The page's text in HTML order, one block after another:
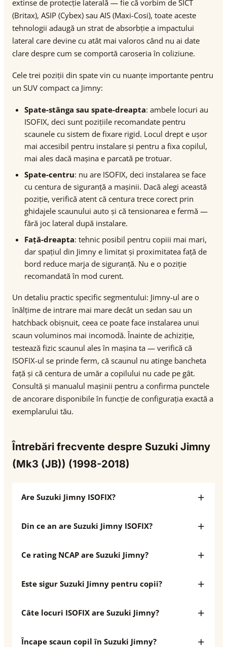
extinse de protecție laterală — fie că vorbim de SICT
(Britax), ASIP (Cybex) sau AIS (Maxi-Cosi), toate aceste
tehnologii adaugă un strat de absorbție a impactului
lateral care devine cu atât mai valoros când nu ai date
clare despre cum se comportă caroseria în coliziune.
Cele trei poziții din spate vin cu nuanțe importante pentru
un SUV compact ca Jimny:
Spate-stânga sau spate-dreapta: ambele locuri au
ISOFIX, deci sunt pozițiile recomandate pentru
scaunele cu sistem de fixare rigid. Locul drept e ușor
mai accesibil pentru instalare și pentru a fixa copilul,
mai ales dacă mașina e parcată pe trotuar.
Spate-centru: nu are ISOFIX, deci instalarea se face
cu centura de siguranță a mașinii. Dacă alegi această
poziție, verifică atent că centura trece corect prin
ghidajele scaunului auto și că tensionarea e fermă —
fără joc lateral după instalare.
Față-dreapta: tehnic posibil pentru copiii mai mari,
dar spațiul din Jimny e limitat și proximitatea față de
bord reduce marja de siguranță. Nu e o poziție
recomandată în mod curent.
Un detaliu practic specific segmentului: Jimny-ul are o
înălțime de intrare mai mare decât un sedan sau un
hatchback obișnuit, ceea ce poate face instalarea unui
scaun voluminos mai incomodă. Înainte de achiziție,
testează fizic scaunul ales în mașina ta — verifică că
ISOFIX-ul se prinde ferm, că scaunul nu atinge bancheta
față și că centura de umăr a copilului nu cade pe gât.
Consultă și manualul mașinii pentru a confirma punctele
de ancorare disponibile în funcție de configurația exactă a
exemplarului tău.
Întrebări frecvente despre Suzuki Jimny
(Mk3 (JB)) (1998-2018)
Are Suzuki Jimny ISOFIX?
Din ce an are Suzuki Jimny ISOFIX?
Ce rating NCAP are Suzuki Jimny?
Este sigur Suzuki Jimny pentru copii?
Câte locuri ISOFIX are Suzuki Jimny?
Încape scaun copil în Suzuki Jimny?